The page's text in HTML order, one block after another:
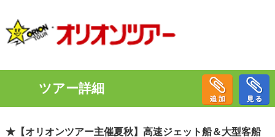
ツアー詳細
★【オリオンツアー主催夏秋】高速ジェット船＆大型客船